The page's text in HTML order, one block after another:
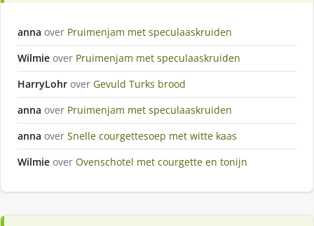
anna over Pruimenjam met speculaaskruiden
Wilmie over Pruimenjam met speculaaskruiden
HarryLohr over Gevuld Turks brood
anna over Pruimenjam met speculaaskruiden
anna over Snelle courgettesoep met witte kaas
Wilmie over Ovenschotel met courgette en tonijn